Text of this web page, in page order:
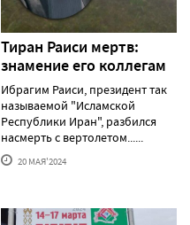
Тиран Раиси мертв:
знамение его коллегам
Ибрагим Раиси, президент так
называемой "Исламской
Республики Иран", разбился
насмерть с вертолетом......
20 МАЯ'2024